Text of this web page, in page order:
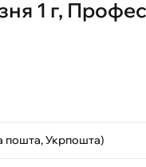
1 г,
пошта, Укрпошта)